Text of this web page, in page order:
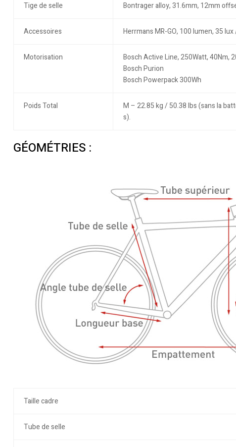
Tige de selle Bontrager alloy, 31.6mm, 12mm
Accessoires Herrmans MR-GO, 100 lumen, 35
Motorisation
Bosch Active Line, 250Watt, 40Nm,
Bosch Purion
Bosch Powerpack 300Wh
Poids Total
M – 22.85 kg / 50.38 lbs (sans la
s).
GÉOMÉTRIES :
Taille cadre
Tube de selle